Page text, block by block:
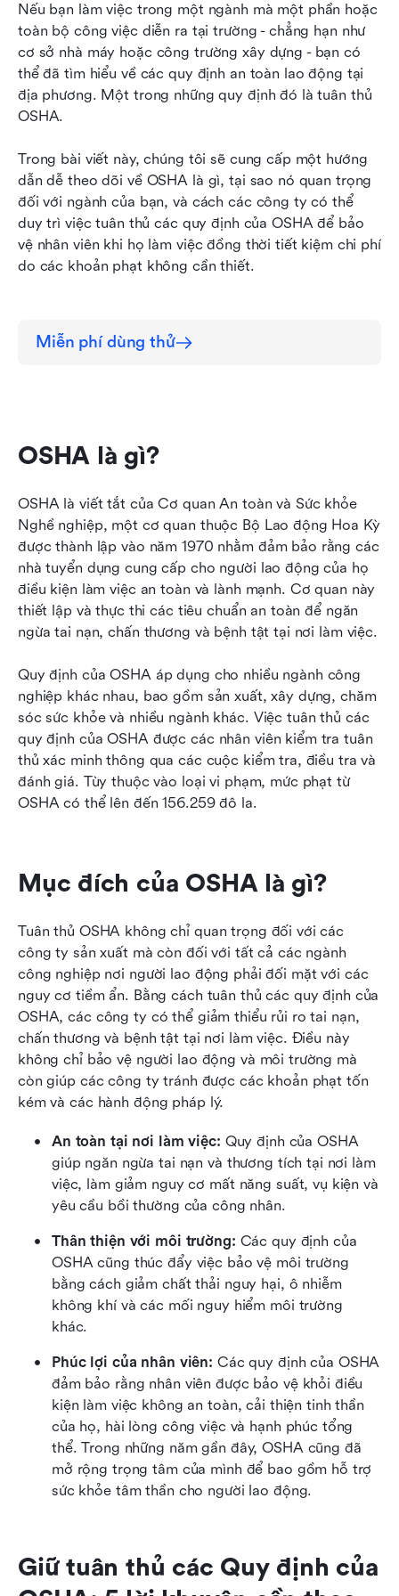
Nếu bạn làm việc trong một ngành mà một phần hoặc
toàn bộ công việc diễn ra tại trường - chẳng hạn như
cơ sở nhà máy hoặc công trường xây dựng - bạn có
thể đã tìm hiểu về các quy định an toàn lao động tại
địa phương. Một trong những quy định đó là tuân thủ
OSHA.
Trong bài viết này, chúng tôi sẽ cung cấp một hướng
dẫn dễ theo dõi về OSHA là gì, tại sao nó quan trọng
đối với ngành của bạn, và cách các công ty có thể
duy trì việc tuân thủ các quy định của OSHA để bảo
vệ nhân viên khi họ làm việc đồng thời tiết kiệm chi phí
do các khoản phạt không cần thiết.
Miễn phí dùng thử
OSHA là gì?
OSHA là viết tắt của Cơ quan An toàn và Sức khỏe
Nghề nghiệp, một cơ quan thuộc Bộ Lao động Hoa Kỳ
được thành lập vào năm 1970 nhằm đảm bảo rằng các
nhà tuyển dụng cung cấp cho người lao động của họ
điều kiện làm việc an toàn và lành mạnh. Cơ quan này
thiết lập và thực thi các tiêu chuẩn an toàn để ngăn
ngừa tai nạn, chấn thương và bệnh tật tại nơi làm việc.
Quy định của OSHA áp dụng cho nhiều ngành công
nghiệp khác nhau, bao gồm sản xuất, xây dựng, chăm
sóc sức khỏe và nhiều ngành khác. Việc tuân thủ các
quy định của OSHA được các nhân viên kiểm tra tuân
thủ xác minh thông qua các cuộc kiểm tra, điều tra và
đánh giá. Tùy thuộc vào loại vi phạm, mức phạt từ
OSHA có thể lên đến 156.259 đô la.
Mục đích của OSHA là gì?
Tuân thủ OSHA không chỉ quan trọng đối với các
công ty sản xuất mà còn đối với tất cả các ngành
công nghiệp nơi người lao động phải đối mặt với các
nguy cơ tiềm ẩn. Bằng cách tuân thủ các quy định của
OSHA, các công ty có thể giảm thiểu rủi ro tai nạn,
chấn thương và bệnh tật tại nơi làm việc. Điều này
không chỉ bảo vệ người lao động và môi trường mà
còn giúp các công ty tránh được các khoản phạt tốn
kém và các hành động pháp lý.
An toàn tại nơi làm việc: Quy định của OSHA
giúp ngăn ngừa tai nạn và thương tích tại nơi làm
việc, làm giảm nguy cơ mất năng suất, vụ kiện và
yêu cầu bồi thường của công nhân.
Thân thiện với môi trường: Các quy định của
OSHA cũng thúc đẩy việc bảo vệ môi trường
bằng cách giảm chất thải nguy hại, ô nhiễm
không khí và các mối nguy hiểm môi trường
khác.
Phúc lợi của nhân viên: Các quy định của OSHA
đảm bảo rằng nhân viên được bảo vệ khỏi điều
kiện làm việc không an toàn, cải thiện tinh thần
của họ, hài lòng công việc và hạnh phúc tổng
thể. Trong những năm gần đây, OSHA cũng đã
mở rộng trọng tâm của mình để bao gồm hỗ trợ
sức khỏe tâm thần cho người lao động.
Giữ tuân thủ các Quy định của
4. Đảm bảo có đủ vật tư an toàn
5. Đảm bảo mọi nhân viên đều nhận được cập
nhật an toàn mới nhất
Những vi phạm OSHA phổ biến là gì?